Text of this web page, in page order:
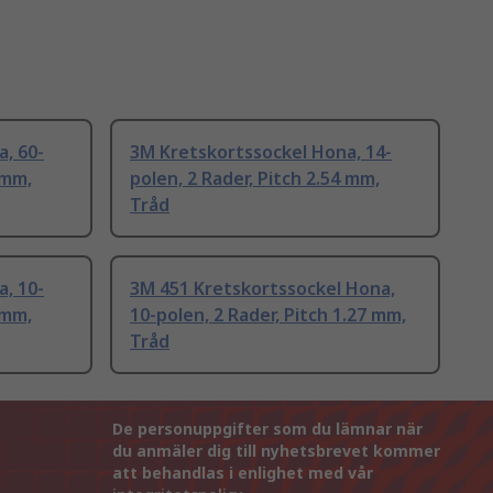
60-
3M Kretskortssockel Hona, 14-
polen, 2 Rader, Pitch 2.54 mm,
Tråd
10-
3M 451 Kretskortssockel Hona,
10-polen, 2 Rader, Pitch 1.27 mm,
Tråd
De personuppgifter som du lämnar när
du anmäler dig till nyhetsbrevet kommer
att behandlas i enlighet med vår